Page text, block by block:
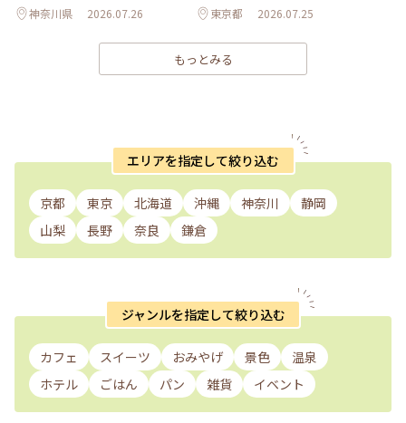
神奈川県 2026.07.26 東京都 2026.07.25
もっとみる
エリアを指定して絞り込む
京都 東京 北海道 沖縄 神奈川
静岡
山梨
長野 奈良 鎌倉
ジャンルを指定して絞り込む
カフェ スイーツ おみやげ 景色
温泉
ホテル
ごはん パン 雑貨 イベント